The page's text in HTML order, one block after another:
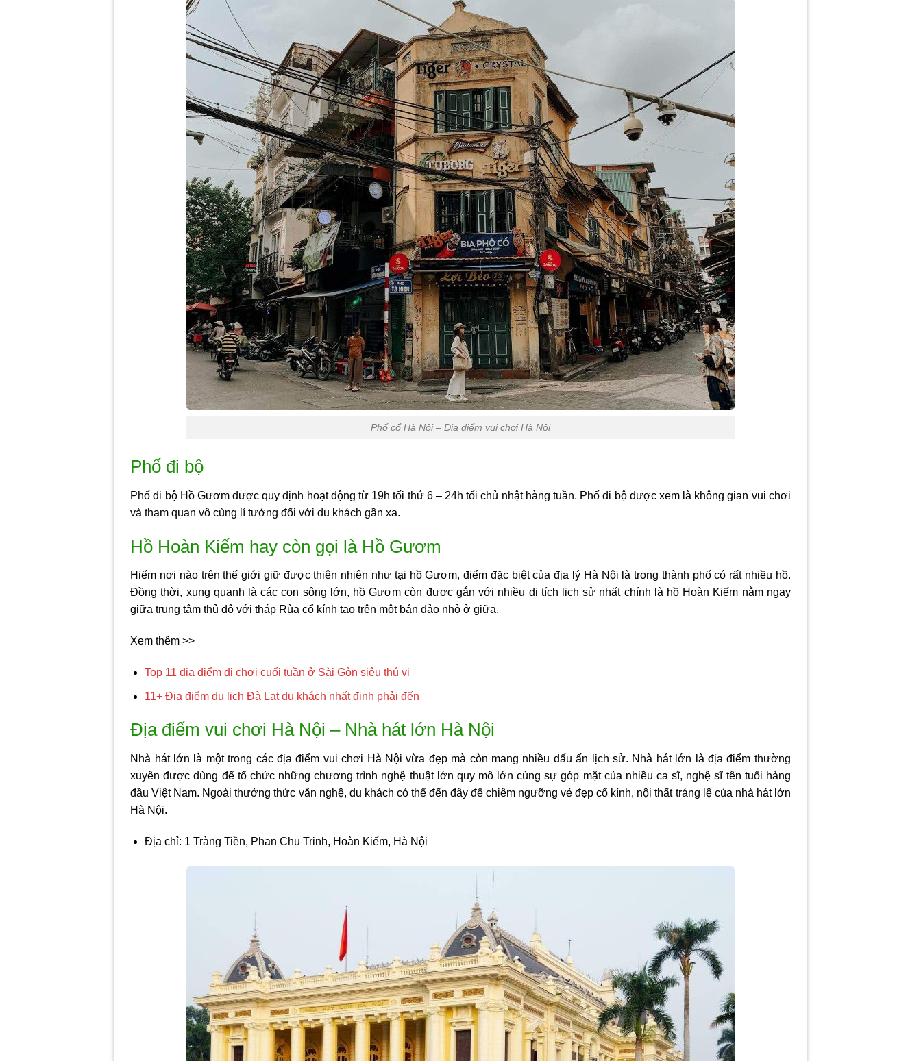
Phố cổ Hà Nội – Địa điểm vui chơi Hà Nội
Phố đi bộ
Phố đi bộ Hồ Gươm được quy định hoạt động từ 19h tối thứ 6 – 24h tối chủ nhật hàng tuần. Phố đi bộ được xem là không gian vui chơi
và tham quan vô cùng lí tưởng đối với du khách gần xa.
Hồ Hoàn Kiếm hay còn gọi là Hồ Gươm
Hiếm nơi nào trên thế giới giữ được thiên nhiên như tại hồ Gươm, điểm đặc biệt của địa lý Hà Nội là trong thành phố có rất nhiều hồ.
Đồng thời, xung quanh là các con sông lớn, hồ Gươm còn được gắn với nhiều di tích lịch sử nhất chính là hồ Hoàn Kiếm nằm ngay
giữa trung tâm thủ đô với tháp Rùa cổ kính tạo trên một bán đảo nhỏ ở giữa.
Xem thêm >>
Top 11 địa điểm đi chơi cuối tuần ở Sài Gòn siêu thú vị
11+ Địa điểm du lịch Đà Lạt du khách nhất định phải đến
Địa điểm vui chơi Hà Nội – Nhà hát lớn Hà Nội
Nhà hát lớn là một trong cácđịa điểm vui chơi Hà Nội vừa đẹp mà còn mang nhiều dấu ấn lịch sử. Nhà hát lớn là địa điểm thường
xuyên được dùng để tổ chức những chương trình nghệ thuật lớn quy mô lớn cùng sự góp mặt của nhiều ca sĩ, nghệ sĩ tên tuổi hàng
đầu Việt Nam. Ngoài thưởng thức văn nghệ, du khách có thể đến đây để chiêm ngưỡng vẻ đẹp cổ kính, nội thất tráng lệ của nhà hát lớn
Hà Nội.
Địa chỉ: 1 Tràng Tiền, Phan Chu Trinh, Hoàn Kiếm, Hà Nội